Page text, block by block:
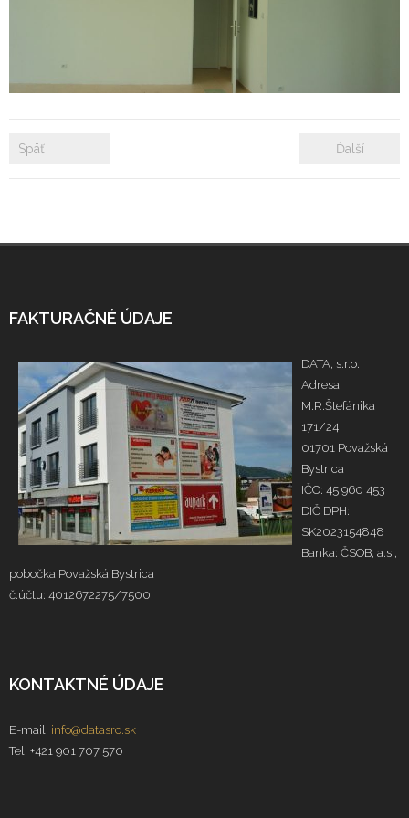
- Rekonštrukcie bytových a nebytových priestorov
Referencie
Späť Ďalší
FAKTURAČNÉ ÚDAJE
DATA, s.r.o.
Adresa:
M.R.Štefánika
171/24
01701 Považská
Bystrica
IČO: 45 960 453
DIČ DPH:
SK2023154848
Banka: ČSOB, a.s.,
pobočka Považská Bystrica
č.účtu: 4012672275/7500
KONTAKTNÉ ÚDAJE
E-mail: info@datasro.sk
Tel: +421 901 707 570